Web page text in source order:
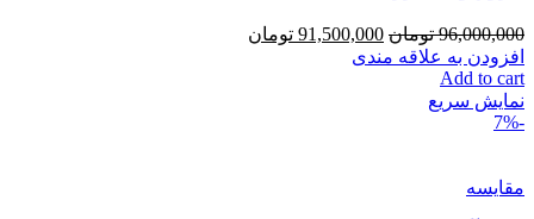
96,000,000 تومان 91,500,000 تومان
افزودن به علاقه مندی
Add to cart
نمایش سریع
-7%
مقايسه